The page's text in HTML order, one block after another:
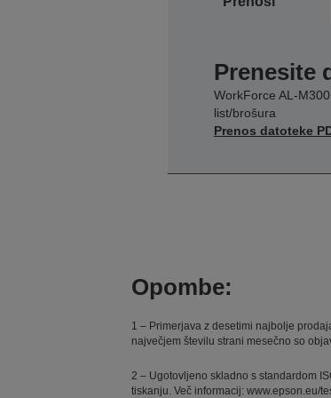
Prenesite
WorkForce AL-
list/brošura
Prenos datoteke
Opombe:
1 – Primerjava z desetimi najbolje
največjem številu strani mesečno so
2 – Ugotovljeno skladno s standardom
tiskanju. Več informacij: www.epson.eu/